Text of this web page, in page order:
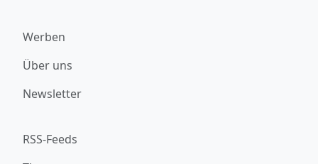
Werben
Über uns
Newsletter
RSS-Feeds